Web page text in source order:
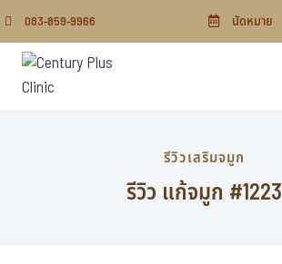
083-859-9966 นัดหมาย
รีวิวเสริมจมูก
รีวิว แก้จมูก #1223